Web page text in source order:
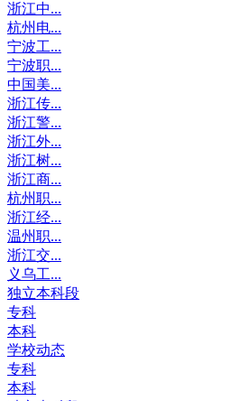
浙江中...
杭州电...
宁波工...
宁波职...
中国美...
浙江传...
浙江警...
浙江外...
浙江树...
浙江商...
杭州职...
浙江经...
温州职...
浙江交...
义乌工...
独立本科段
专科
本科
学校动态
专科
本科